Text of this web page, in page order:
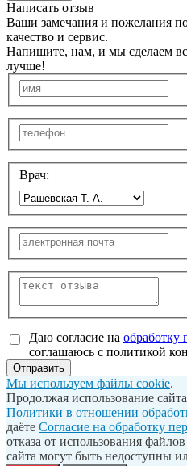
Написать отзыв
Ваши замечания и пожелания
качество и сервис.
Напишите, нам, и мы сделаем
лучше!
Врач:
Даю согласие на обработку
соглашаюсь с политикой
Отправить
Мы используем файлы cookie.
Продолжая использование
Политики в отношении
даёте Согласие на обработку
отказа от использования
сайта могут быть недоступны